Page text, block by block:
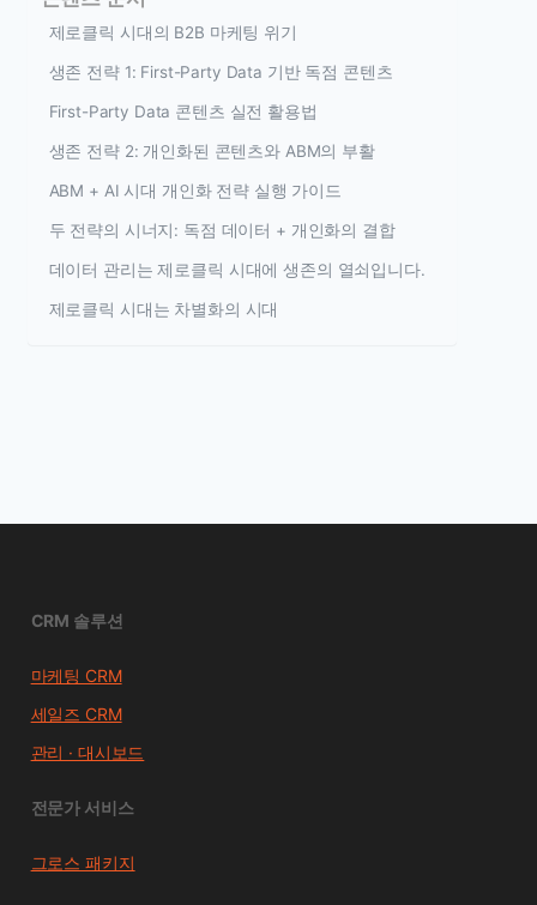
제로클릭 시대의 B2B 마케팅 위기
생존 전략 1: First-Party Data 기반 독점 콘텐츠
First-Party Data 콘텐츠 실전 활용법
생존 전략 2: 개인화된 콘텐츠와 ABM의 부활
ABM + AI 시대 개인화 전략 실행 가이드
두 전략의 시너지: 독점 데이터 + 개인화의 결합
데이터 관리는 제로클릭 시대에 생존의 열쇠입니다.
제로클릭 시대는 차별화의 시대
CRM 솔루션
마케팅 CRM
세일즈 CRM
관리 · 대시보드
전문가 서비스
그로스 패키지